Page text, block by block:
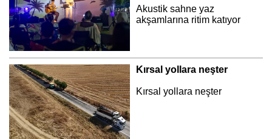
Akustik sahne yaz
akşamlarına ritim katıyor
Kırsal yollara neşter
Kırsal yollara neşter